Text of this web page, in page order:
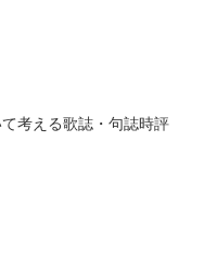
考える歌誌・句誌時評